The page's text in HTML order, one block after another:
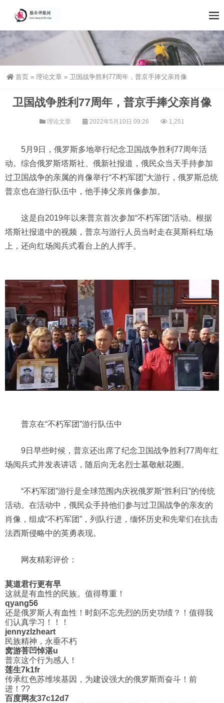
首页 » 理论文章 » 卫国战争胜利77周年，普京手捧父亲肖像
卫国战争胜利77周年，普京手捧父亲肖像
理论文章 2022年5月10日 09:26 1,251
5月9日，俄罗斯多地举行纪念卫国战争胜利77周年活
动。综合俄罗斯塔斯社、俄新社报道，俄民众当天手持参加
过卫国战争的亲属的肖像举行“不朽军团”大游行，俄罗斯总统
普京也在游行队伍中，他手捧父亲肖像参加。
这是自2019年以来普京首次参加“不朽军团”活动。根据
塔斯社报道中的视频，普京与游行人员当时走在莫斯科红场
上，还向红场阅兵式看台上的人挥手。
普京在“不朽军团”游行队伍中
9日早些时候，普京还出席了纪念卫国战争胜利77周年红
场阅兵式并发表讲话，随后向无名烈士墓敬献花圈。
“不朽军团”游行是全球范围内庆祝俄罗斯“胜利日”的传统
活动。在活动中，俄民众手持他们参与过卫国战争的亲友的
肖像，组成“不朽军团”，列队行进，缅怀历史和先辈们在抗击
法西斯侵略中的英勇表现。
网友精彩评价：
莫道君行更有早
这就是有血性的民族。值得尊重！
qyang56
还是俄罗斯人有血性！时刻不忘先烈的历史功绩？！值得我
们认真学习！！！
jennyzlzheart
民族精神，永垂不朽
窝游菩凹悼湛u
普京这个行为感人！
莲生7k1fr
传承红色苏维埃基因，为建设强大的俄罗斯而奋斗！前
进！??
百度网友37c12d7